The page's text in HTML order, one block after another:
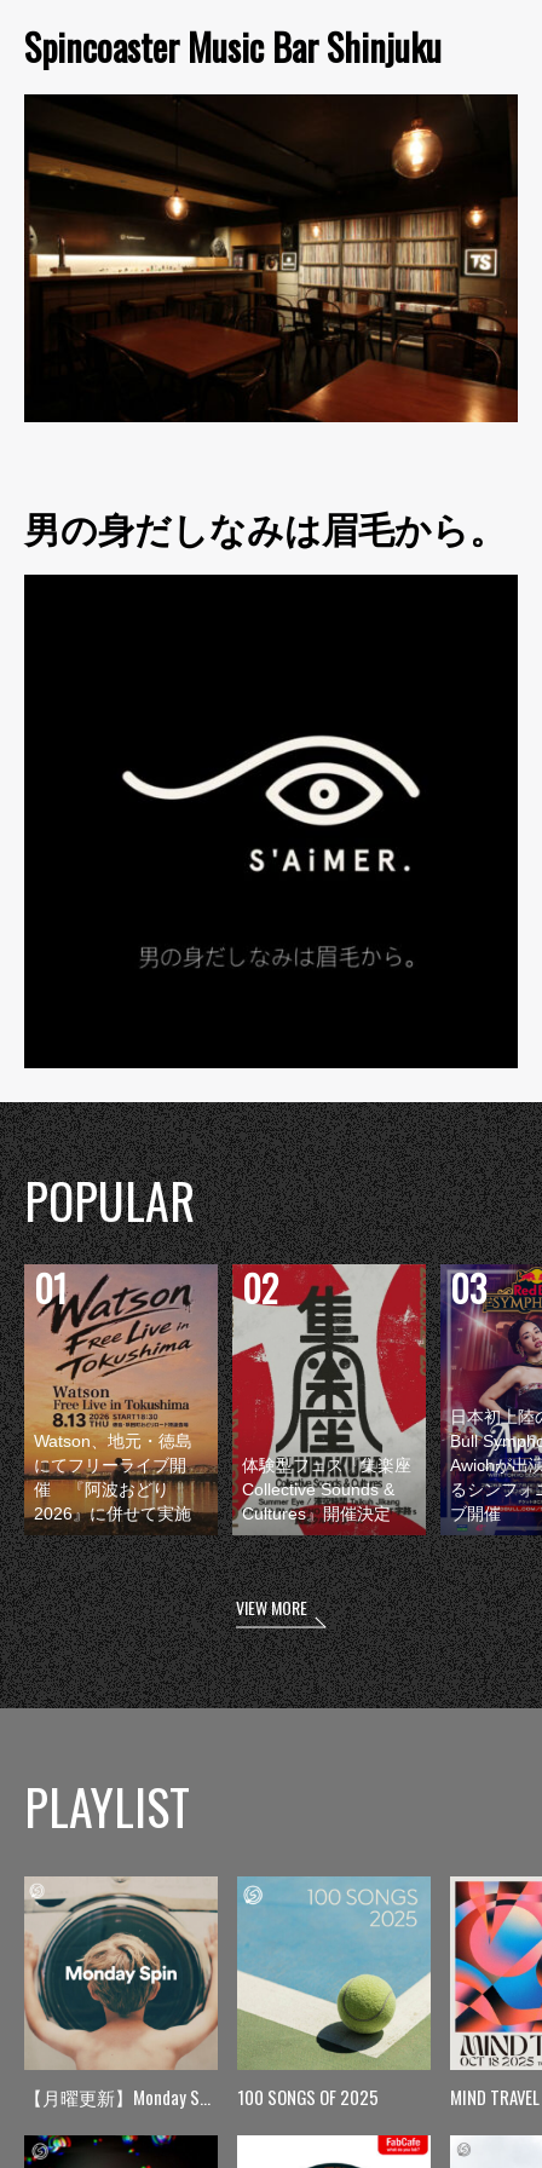
Spincoaster Music Bar Shinjuku
男の身だしなみは眉毛から。
POPULAR
Watson、地元・徳島
にてフリーライブ開
催 『阿波おどり
2026』に併せて実施
体験型フェス『集楽座
Collective Sounds &
Cultures』開催決定
日本初上陸
Bull
Awichが出
るシンフォ
ブ開催
VIEW MORE
PLAYLIST
【月曜更新】Monday Spin 100 SONGS OF 2025 MIND TRAVEL